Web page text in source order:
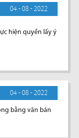
04 - 08 - 2022
hiện quyền lấy ý
04 - 08 - 2022
bằng văn bản